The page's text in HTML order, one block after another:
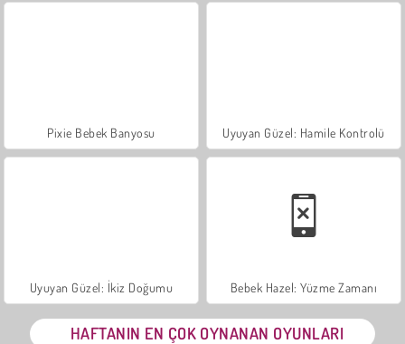
Pixie Bebek Banyosu Uyuyan Güzel: Hamile Kontrolü
Uyuyan Güzel: İkiz Doğumu Bebek Hazel: Yüzme Zamanı
HAFTANIN EN ÇOK OYNANAN OYUNLARI